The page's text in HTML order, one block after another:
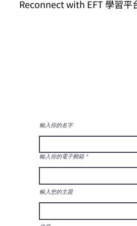
Reconnect with EFT 學習平
輸入你的名字
輸入你的電子郵箱
輸入您的主題